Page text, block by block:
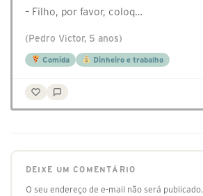
– Filho, por favor, coloq…
(Pedro Victor, 5 anos)
Comida Dinheiro e trabalho
DEIXE UM COMENTÁRIO
O seu endereço de e-mail não será publicado.